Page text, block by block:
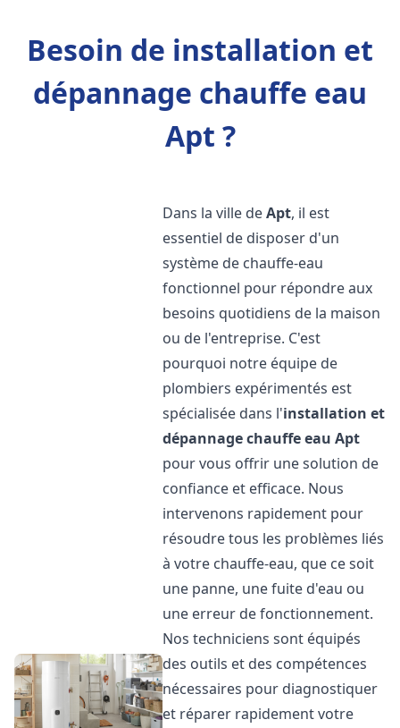
Besoin de installation et
dépannage chauffe eau
Apt ?
Dans la ville deApt, il est
essentiel de disposer d'un
système de chauffe-eau
fonctionnel pour répondre aux
besoins quotidiens de la maison
ou de l'entreprise. C'est
pourquoi notre équipe de
plombiers expérimentés est
spécialisée dans l'installation et
dépannage chauffe eau Apt
pour vous offrir une solution de
confiance et efficace. Nous
intervenons rapidement pour
résoudre tous les problèmes liés
à votre chauffe-eau, que ce soit
une panne, une fuite d'eau ou
une erreur de fonctionnement.
Nos techniciens sont équipés
des outils et des compétences
nécessaires pour diagnostiquer
et réparer rapidement votre